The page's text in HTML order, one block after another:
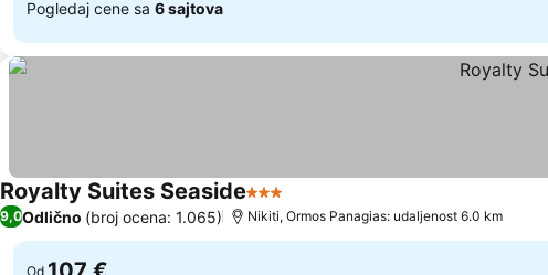
Pogledaj cene sa 6 sajtova
Royalty Suites Seaside3 Zvezdice
9,0Odlično (broj ocena: 1.065) Nikiti, Ormos Panagias: udaljenost 6.0 km
Od